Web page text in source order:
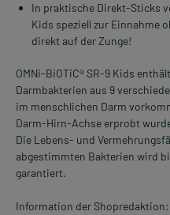
In praktische Direkt-Sticks
Kids speziell zur Einnahme
direkt auf der Zunge!
OMNi-BiOTiC® SR-9 Kids
Darmbakterien aus 9
im menschlichen Darm
Darm-Hirn-Achse erprobt
Die Lebens- und
abgestimmten Bakterien wird
garantiert.
Information der Shopredaktion: